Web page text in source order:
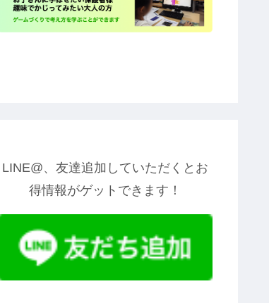
LINE@、友達追加していただくとお
得情報がゲットできます！